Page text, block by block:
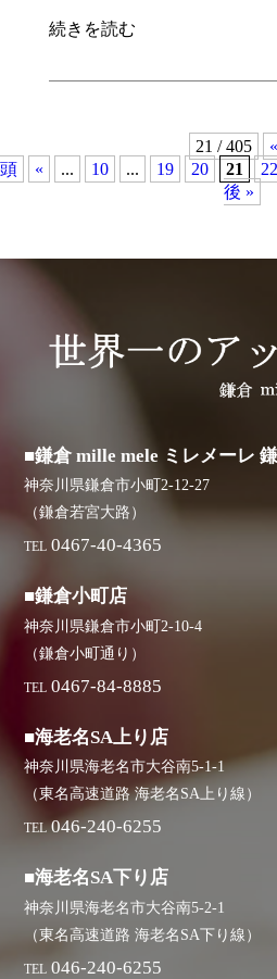
続きを読む
21 / 405
頭
« ... 10 ... 19 20 21 22
後 »
■鎌倉 mille mele ミレメーレ
神奈川県鎌倉市小町2-12-27
（鎌倉若宮大路）
TEL 0467-40-4365
■鎌倉小町店
神奈川県鎌倉市小町2-10-4
（鎌倉小町通り）
TEL 0467-84-8885
■海老名SA上り店
神奈川県海老名市大谷南5-1-1
（東名高速道路 海老名SA上り線）
TEL 046-240-6255
■海老名SA下り店
神奈川県海老名市大谷南5-2-1
（東名高速道路 海老名SA下り線）
TEL 046-240-6255